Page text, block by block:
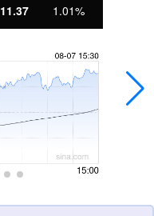
11.37 1.01%